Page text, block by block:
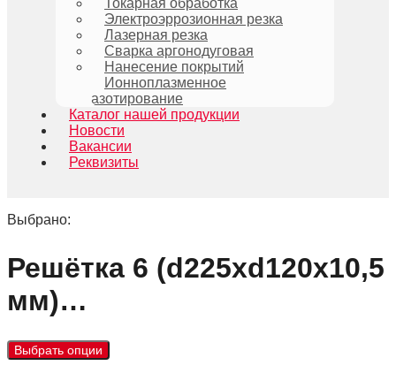
Токарная обработка
Электроэррозионная резка
Лазерная резка
Сварка аргонодуговая
Нанесение покрытий
Ионноплазменное
азотирование
Каталог нашей продукции
Новости
Вакансии
Реквизиты
Выбрано:
Решётка 6 (d225xd120x10,5
мм)…
Выбрать опции